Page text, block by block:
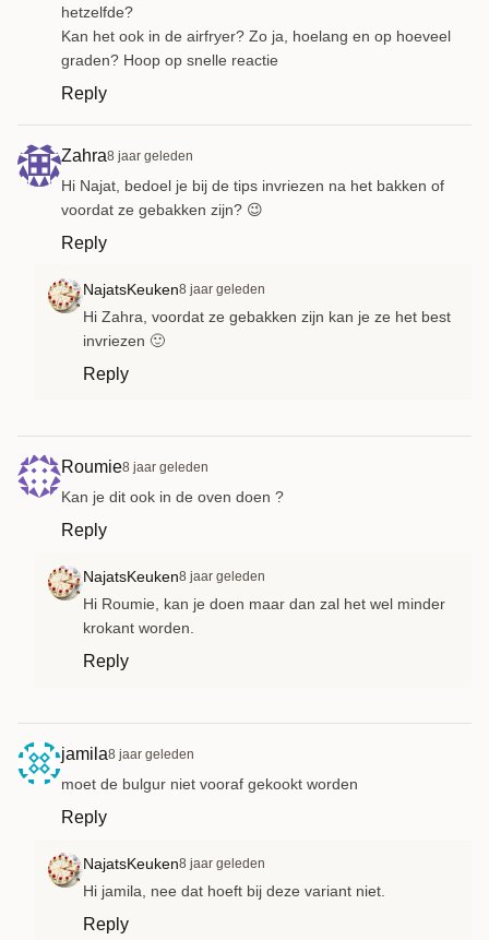
hetzelfde?
Kan het ook in de airfryer? Zo ja, hoelang en op hoeveel
graden? Hoop op snelle reactie
Reply
Zahra8 jaar geleden
Hi Najat, bedoel je bij de tips invriezen na het bakken of
voordat ze gebakken zijn? 😉
Reply
NajatsKeuken8 jaar geleden
Hi Zahra, voordat ze gebakken zijn kan je ze het best
invriezen 🙂
Reply
Roumie8 jaar geleden
Kan je dit ook in de oven doen ?
Reply
NajatsKeuken8 jaar geleden
Hi Roumie, kan je doen maar dan zal het wel minder
krokant worden.
Reply
jamila8 jaar geleden
moet de bulgur niet vooraf gekookt worden
Reply
NajatsKeuken8 jaar geleden
Hi jamila, nee dat hoeft bij deze variant niet.
Reply